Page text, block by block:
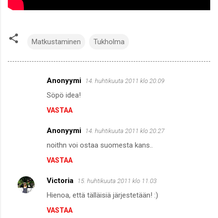
Matkustaminen Tukholma
i
Anonyymi 14. huhtikuuta 2011 klo 20.09
Söpö idea!
VASTAA
Anonyymi 14. huhtikuuta 2011 klo 20.27
noithn voi ostaa suomesta kans..
VASTAA
Victoria 15. huhtikuuta 2011 klo 11.03
Hienoa, että tälläisiä järjestetään! :)
VASTAA